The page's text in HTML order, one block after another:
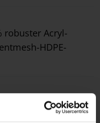
robuster Acryl-
HDPE-